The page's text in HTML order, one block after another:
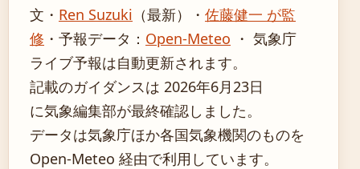
文・ Ren Suzuki （最新） ・ 佐藤健一 が監
修 ・ 予報データ： Open-Meteo ・ 気象庁
ライブ予報は自動更新されます。
記載のガイダンスは 2026年6月23日
に気象編集部が最終確認しました。
データは気象庁ほか各国気象機関のものを
Open-Meteo 経由で利用しています。